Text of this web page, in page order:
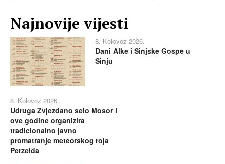
Najnovije vijesti
8. Kolovoz 2026.
Dani Alke i Sinjske Gospe u
Sinju
8. Kolovoz 2026.
Udruga Zvjezdano selo Mosor i
ove godine organizira
tradicionalno javno
promatranje meteorskog roja
Perzeida